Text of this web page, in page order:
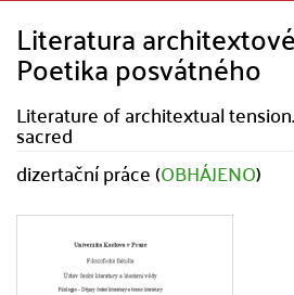
Literatura
Poetika posvátného
Literature of architextual
sacred
dizertační práce (OBHÁJENO)